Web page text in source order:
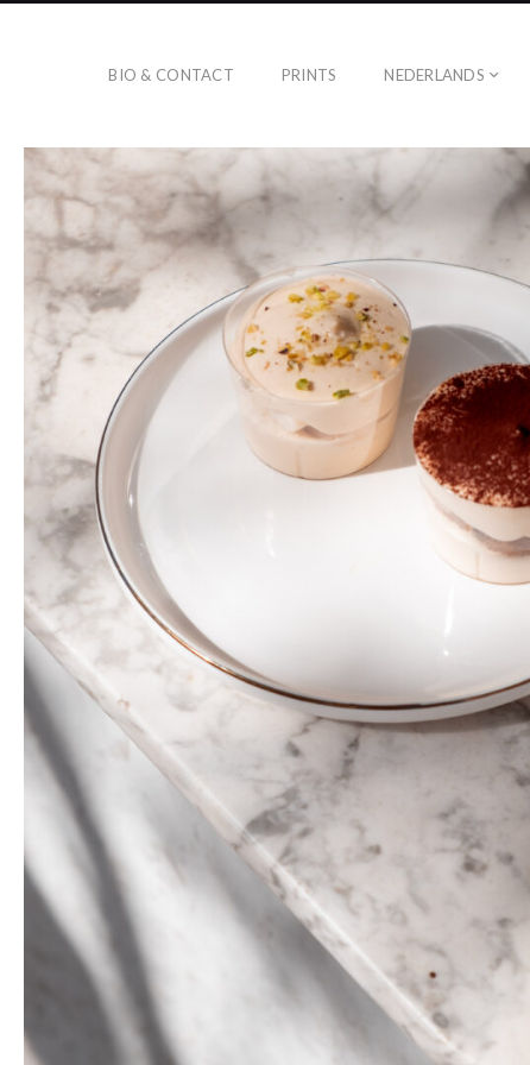
BIO & CONTACT PRINTS NEDERLANDS